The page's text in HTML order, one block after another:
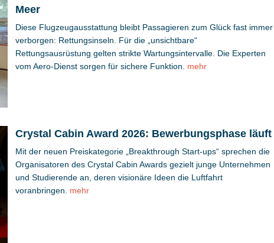
Meer
Diese Flugzeugausstattung bleibt Passagieren zum Glück fast immer
verborgen: Rettungsinseln. Für die „unsichtbare“
Rettungsausrüstung gelten strikte Wartungsintervalle. Die Experten
vom Aero-Dienst sorgen für sichere Funktion.
mehr
Crystal Cabin Award 2026: Bewerbungsphase läuft
Mit der neuen Preiskategorie „Breakthrough Start-ups“ sprechen die
Organisatoren des Crystal Cabin Awards gezielt junge Unternehmen
und Studierende an, deren visionäre Ideen die Luftfahrt
voranbringen.
mehr